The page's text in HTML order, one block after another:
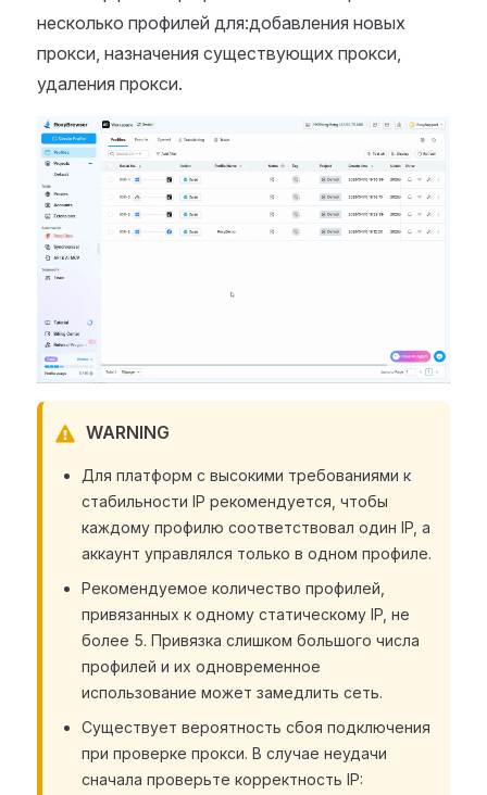
несколько профилей для:добавления новых
прокси, назначения существующих прокси,
удаления прокси.
WARNING
Для платформ с высокими требованиями к
стабильности IP рекомендуется, чтобы
каждому профилю соответствовал один IP, а
аккаунт управлялся только в одном профиле.
Рекомендуемое количество профилей,
привязанных к одному статическому IP, не
более 5. Привязка слишком большого числа
профилей и их одновременное
использование может замедлить сеть.
Существует вероятность сбоя подключения
при проверке прокси. В случае неудачи
сначала проверьте корректность IP: